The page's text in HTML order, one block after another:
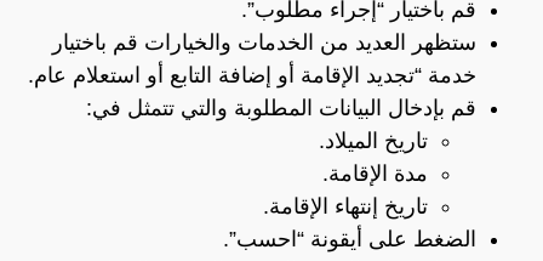
قم باختيار “إجراء مطلوب”.
ستظهر العديد من الخدمات والخيارات قم باختيار
خدمة “تجديد الإقامة أو إضافة التابع أو استعلام عام.
قم بإدخال البيانات المطلوبة والتي تتمثل في:
تاريخ الميلاد.
مدة الإقامة.
تاريخ إنتهاء الإقامة.
الضغط على أيقونة “احسب”.